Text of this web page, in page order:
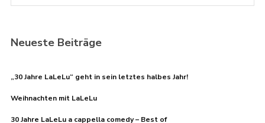
Neueste Beiträge
„30 Jahre LaLeLu“ geht in sein letztes halbes Jahr!
Weihnachten mit LaLeLu
30 Jahre LaLeLu a cappella comedy – Best of